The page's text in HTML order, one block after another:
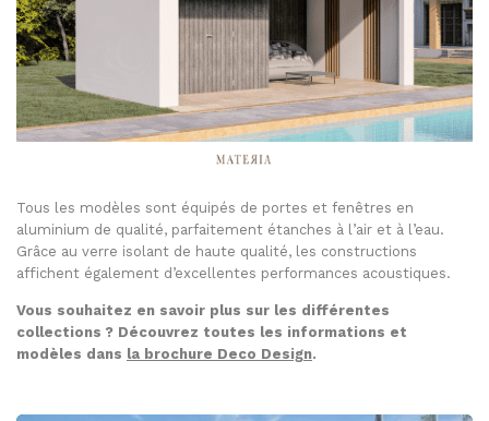
Tous les modèles sont équipés de portes et fenêtres en
aluminium de qualité, parfaitement étanches à l’air et à l’eau.
Grâce au verre isolant de haute qualité, les constructions
affichent également d’excellentes performances acoustiques.
Vous souhaitez en savoir plus sur les différentes
collections ? Découvrez toutes les informations et
modèles dans la brochure Deco Design.